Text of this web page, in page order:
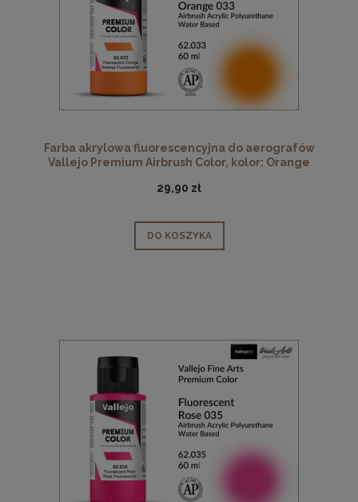
Farba akrylowa fluorescencyjna do aerografów
Vallejo Premium Airbrush Color, kolor: Orange
29,90 zł
DO KOSZYKA